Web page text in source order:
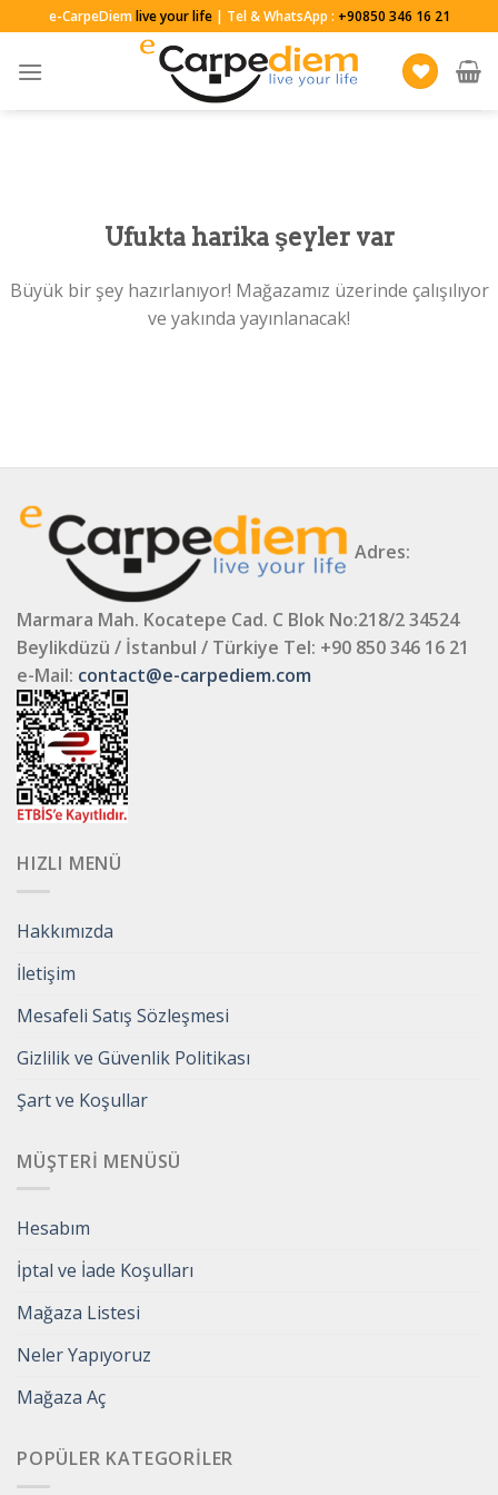
to
content
e-CarpeDiemlive your life| Tel & WhatsApp : +90850 346 16 21
Ufukta harika şeyler var
Büyük bir şey hazırlanıyor! Mağazamız üzerinde çalışılıyor
ve yakında yayınlanacak!
Adres:
Marmara Mah. Kocatepe Cad. C Blok No:218/2 34524
Beylikdüzü / İstanbul / Türkiye Tel: +90 850 346 16 21
e-Mail: contact@e-carpediem.com
HIZLI MENÜ
Hakkımızda
İletişim
Mesafeli Satış Sözleşmesi
Gizlilik ve Güvenlik Politikası
Şart ve Koşullar
MÜŞTERI MENÜSÜ
Hesabım
İptal ve İade Koşulları
Mağaza Listesi
Neler Yapıyoruz
Mağaza Aç
POPÜLER KATEGORILER